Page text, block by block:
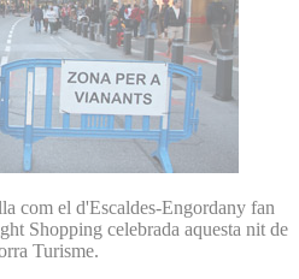
com el d'Escaldes-Engordany fan
Shopping celebrada aquesta nit de
Turisme.